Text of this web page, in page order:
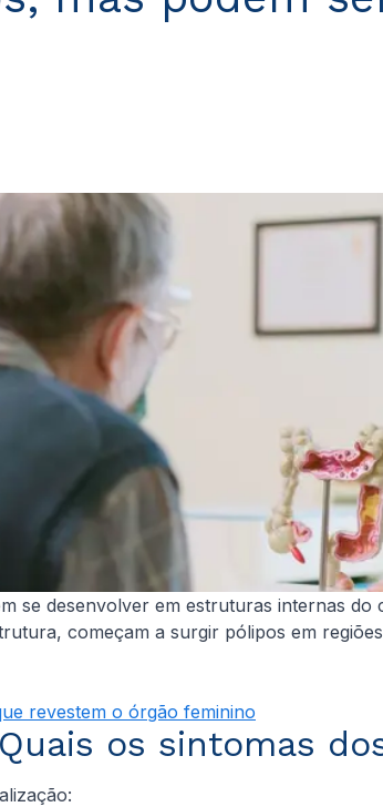
se desenvolver em estruturas internas
começam a surgir pólipos em
revestem o órgão feminino
Quais os sintomas